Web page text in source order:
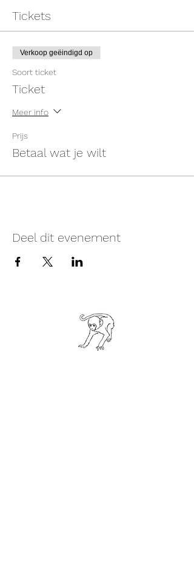
Tickets
Verkoop geëindigd op
Soort ticket
Ticket
Meer info
Prijs
Betaal wat je wilt
Deel dit evenement